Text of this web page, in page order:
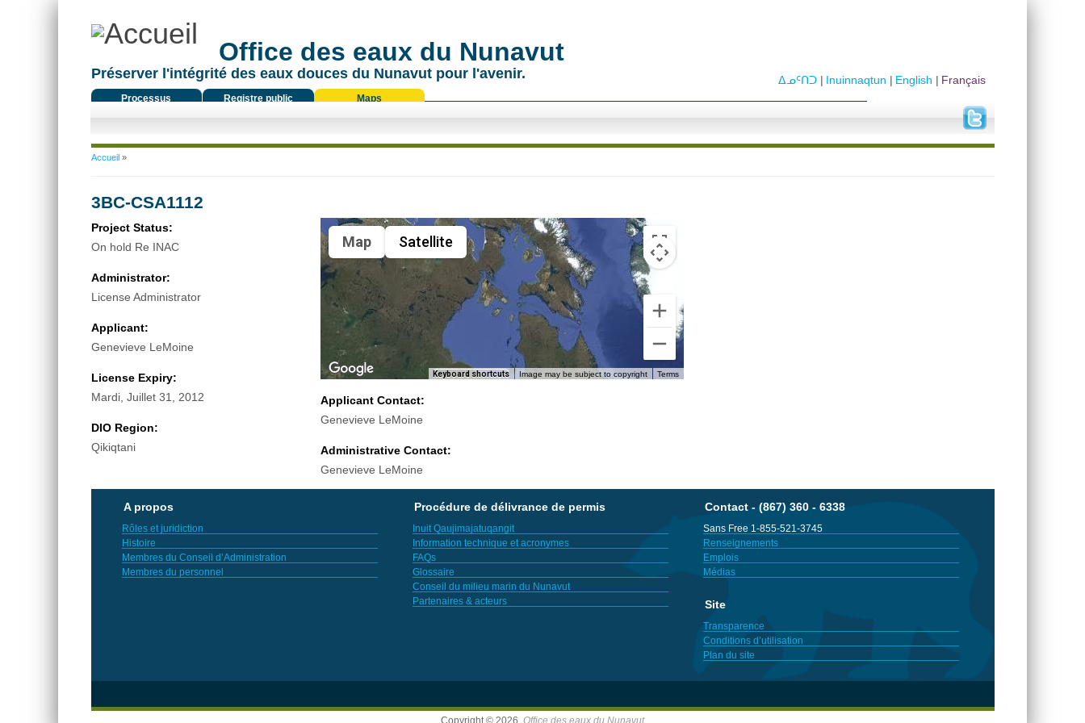
Office des eaux du Nunavut
Préserver l'intégrité des eaux douces du Nunavut pour l'avenir.
Processus
Registre public Maps
Français
English
Inuinnaqtun
ᐃᓄᑦᑎᑐ
Vous êtes ici
Accueil»
3BC-CSA1112
Project Status:
On hold Re INAC
Administrator:
License Administrator
Applicant:
Genevieve LeMoine
License Expiry:
Mardi, Juillet 31, 2012
DIO Region:
Qikiqtani
Map Satellite
Keyboard shortcuts Image may be subject to copyright Terms
Applicant Contact:
Genevieve LeMoine
Administrative Contact:
Genevieve LeMoine
A propos
Rôles et juridiction
Histoire
Membres du Conseil d’Administration
Membres du personnel
Procédure de délivrance de permis
Inuit Qaujimajatuqangit
Information technique et acronymes
FAQs
Glossaire
Conseil du milieu marin du Nunavut
Partenaires & acteurs
Contact - (867) 360 - 6338
Sans Free 1-855-521-3745
Renseignements
Emplois
Médias
Site
Transparence
Conditions d’utilisation
Plan du site
Copyright © 2026, Office des eaux du Nunavut